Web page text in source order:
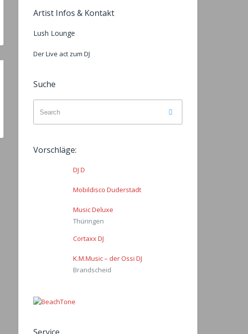
Artist Infos & Kontakt
Lush Lounge
Der Live act zum DJ
Suche
for:
Search
Vorschläge:
DJ D
Mobildisco Duderstadt
Music Deluxe
Thüringen
Cortaxx DJ
K.M.Music – der Ossi DJ
Brandscheid